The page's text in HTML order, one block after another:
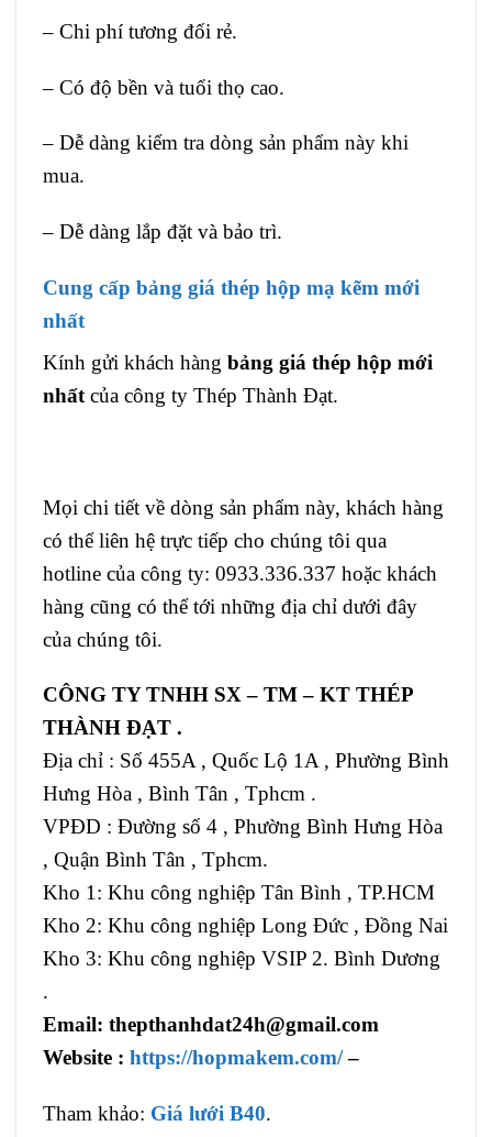
– Chi phí tương đối rẻ.
– Có độ bền và tuổi thọ cao.
– Dễ dàng kiểm tra dòng sản phẩm này khi
mua.
– Dễ dàng lắp đặt và bảo trì.
Cung cấp bảng giá thép hộp mạ kẽm mới
nhất
Kính gửi khách hàng bảng giá thép hộp mới
nhất của công ty Thép Thành Đạt.
Mọi chi tiết về dòng sản phẩm này, khách hàng
có thể liên hệ trực tiếp cho chúng tôi qua
hotline của công ty: 0933.336.337 hoặc khách
hàng cũng có thể tới những địa chỉ dưới đây
của chúng tôi.
CÔNG TY TNHH SX – TM – KT THÉP
THÀNH ĐẠT .
Địa chỉ : Số 455A , Quốc Lộ 1A , Phường Bình
Hưng Hòa , Bình Tân , Tphcm .
VPĐD : Đường số 4 , Phường Bình Hưng Hòa
, Quận Bình Tân , Tphcm.
Kho 1: Khu công nghiệp Tân Bình , TP.HCM
Kho 2: Khu công nghiệp Long Đức , Đồng Nai
Kho 3: Khu công nghiệp VSIP 2. Bình Dương
.
Email: thepthanhdat24h@gmail.com
Website : https://hopmakem.com/–
Tham khảo: Giá lưới B40.